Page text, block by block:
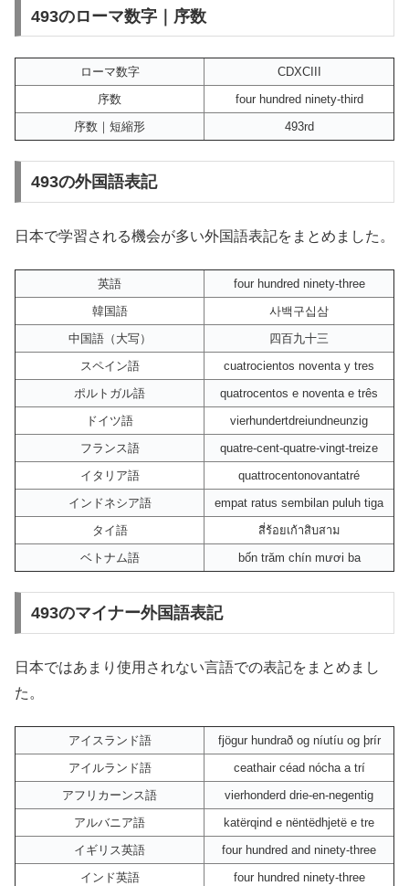
493のローマ数字｜序数
ローマ数字
CDXCIII
序数
four hundred ninety-third
序数｜短縮形
493rd
493の外国語表記
日本で学習される機会が多い外国語表記をまとめました。
英語
four hundred ninety-three
韓国語
사백구십삼
中国語（大写）
四百九十三
スペイン語
cuatrocientos noventa y tres
ポルトガル語
quatrocentos e noventa e três
ドイツ語
vierhundertdreiundneunzig
フランス語
quatre-cent-quatre-vingt-treize
イタリア語
quattrocentonovantatré
インドネシア語
empat ratus sembilan puluh tiga
タイ語
สี่ร้อยเก้าสิบสาม
ベトナム語
bốn trăm chín mươi ba
493のマイナー外国語表記
日本ではあまり使用されない言語での表記をまとめまし
た。
アイスランド語
fjögur hundrað og níutíu og þrír
アイルランド語
ceathair céad nócha a trí
アフリカーンス語
vierhonderd drie-en-negentig
アルバニア語
katërqind e nëntëdhjetë e tre
イギリス英語
four hundred and ninety-three
インド英語
four hundred ninety-three